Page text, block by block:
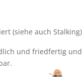
(siehe auch
und friedfertig